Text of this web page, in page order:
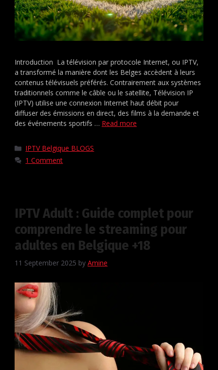
Introduction La télévision par protocole Internet, ou IPTV,
a transformé la manière dont les Belges accèdent à leurs
contenus télévisuels préférés. Contrairement aux systèmes
traditionnels comme le câble ou le satellite, Télévision IP
(IPTV) utilise une connexion Internet haut débit pour
diffuser des émissions en direct, des films à la demande et
des événements sportifs … Read more
IPTV Belgique BLOGS
1 Comment
IPTV Adult : Guide complet pour
comprendre le streaming pour
adultes en Belgique +18
11 September 2025 by Amine